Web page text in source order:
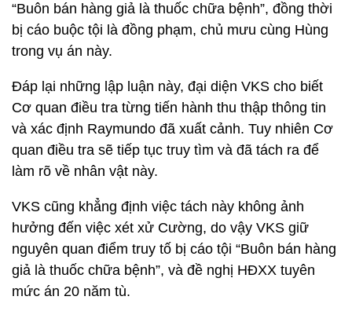
“Buôn bán hàng giả là thuốc chữa bệnh”, đồng thời
bị cáo buộc tội là đồng phạm, chủ mưu cùng Hùng
trong vụ án này.
Đáp lại những lập luận này, đại diện VKS cho biết
Cơ quan điều tra từng tiến hành thu thập thông tin
và xác định Raymundo đã xuất cảnh. Tuy nhiên Cơ
quan điều tra sẽ tiếp tục truy tìm và đã tách ra để
làm rõ về nhân vật này.
VKS cũng khẳng định việc tách này không ảnh
hưởng đến việc xét xử Cường, do vậy VKS giữ
nguyên quan điểm truy tố bị cáo tội “Buôn bán hàng
giả là thuốc chữa bệnh”, và đề nghị HĐXX tuyên
mức án 20 năm tù.